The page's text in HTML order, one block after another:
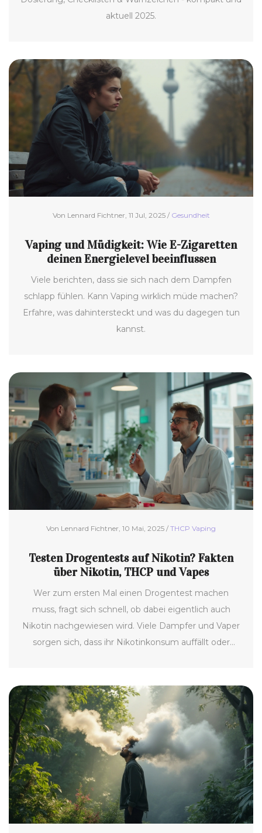
aktuell 2025.
Von Lennard Fichtner, 11 Jul, 2025 / Gesundheit
Vaping und Müdigkeit: Wie E-Zigaretten
deinen Energielevel beeinflussen
Viele berichten, dass sie sich nach dem Dampfen
schlapp fühlen. Kann Vaping wirklich müde machen?
Erfahre, was dahintersteckt und was du dagegen tun
kannst.
Von Lennard Fichtner, 10 Mai, 2025 / THCP Vaping
Testen Drogentests auf Nikotin? Fakten
über Nikotin, THCP und Vapes
Wer zum ersten Mal einen Drogentest machen
muss, fragt sich schnell, ob dabei eigentlich auch
Nikotin nachgewiesen wird. Viele Dampfer und Vaper
sorgen sich, dass ihr Nikotinkonsum auffällt oder
meisten Tests wirklich geprüft wird und wie es beim
Thema THCP aussieht. Außerdem gibt’s ein paar
Tipps, wie du selbst mit der Unsicherheit umgehen
kannst. So bist du besser vorbereitet und weißt,
worauf du bei Vapes und Tests achten musst.